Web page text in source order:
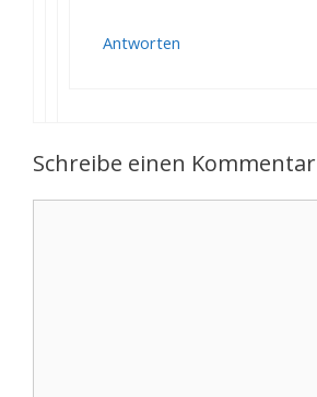
Antworten
Schreibe einen Kommentar